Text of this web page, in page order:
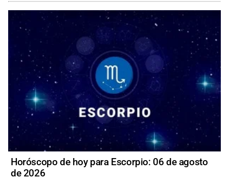
Horóscopo de hoy para Escorpio: 06 de agosto
de 2026